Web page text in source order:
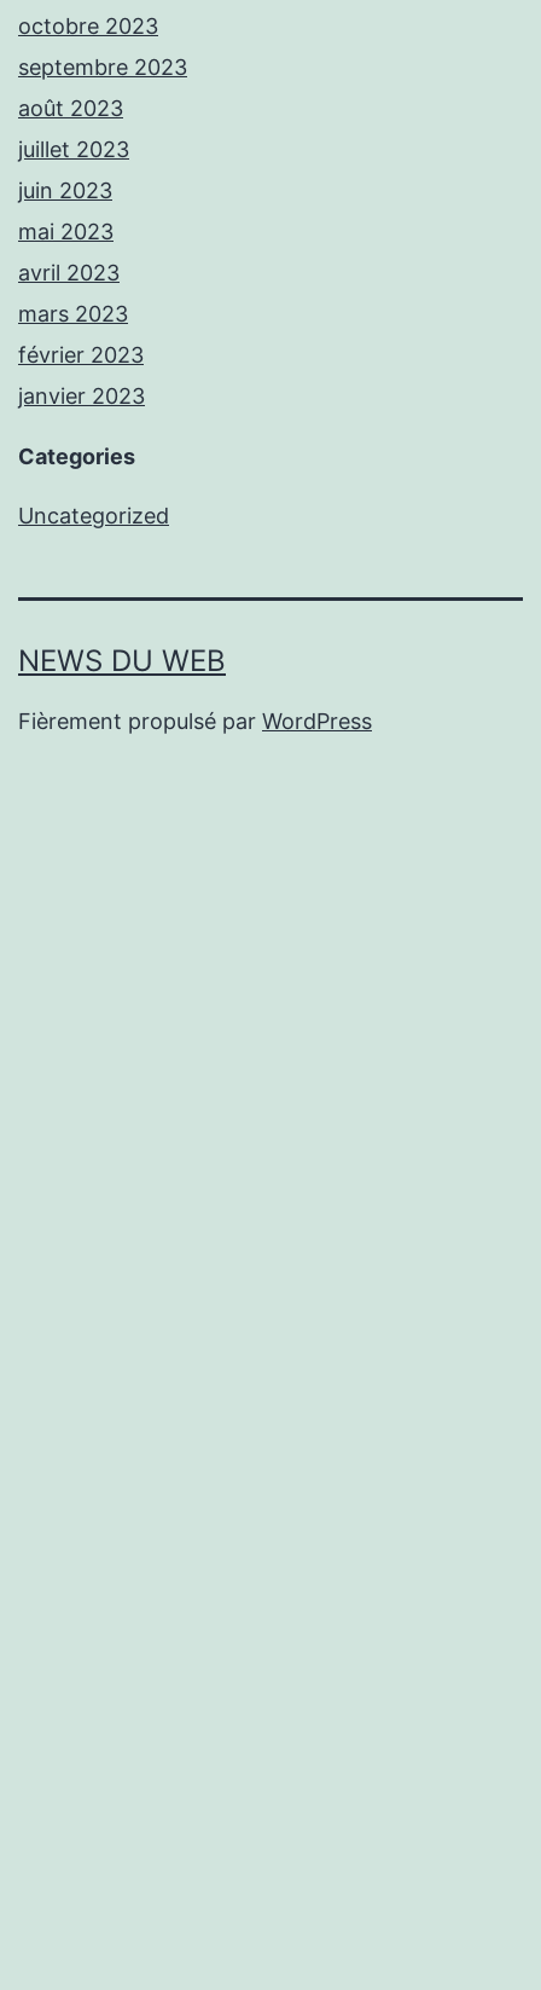
octobre 2023
septembre 2023
août 2023
juillet 2023
juin 2023
mai 2023
avril 2023
mars 2023
février 2023
janvier 2023
Categories
Uncategorized
NEWS DU WEB
Fièrement propulsé par WordPress